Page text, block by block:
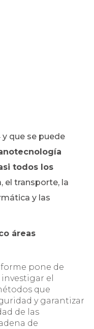
y que se puede
todos los
el transporte, la
y las
áreas
pone de
el
que
y garantizar
de las
de